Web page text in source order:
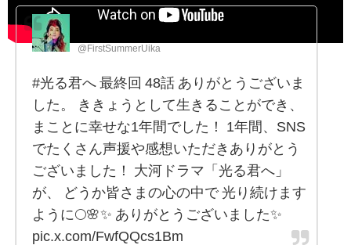
ファーストサマーウイカ
@FirstSummerUika
#光る君へ 最終回 48話 ありがとうございま
した。 ききょうとして生きることができ、
まことに幸せな1年間でした！ 1年間、SNS
でたくさん声援や感想いただきありがとう
ございました！ 大河ドラマ「光る君へ」
が、 どうか皆さまの心の中で 光り続けます
ように🌕🌸✨ ありがとうございました✨
pic.x.com/FwfQQcs1Bm